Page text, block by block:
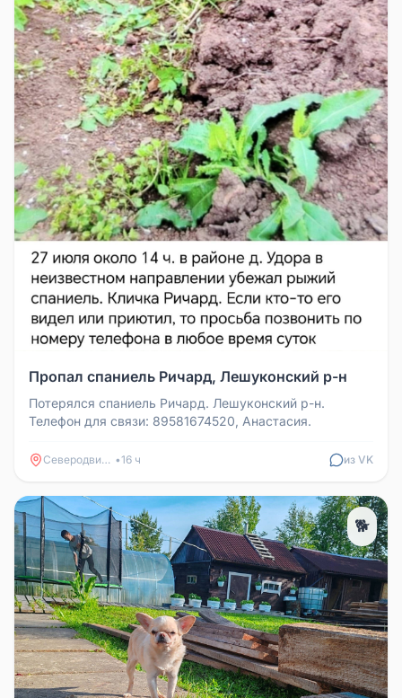
Пропал спаниель Ричард, Лешуконский р-н
Потерялся спаниель Ричард. Лешуконский р-н.
Телефон для связи: 89581674520, Анастасия.
Северодвинск •16 ч из VK
🐕